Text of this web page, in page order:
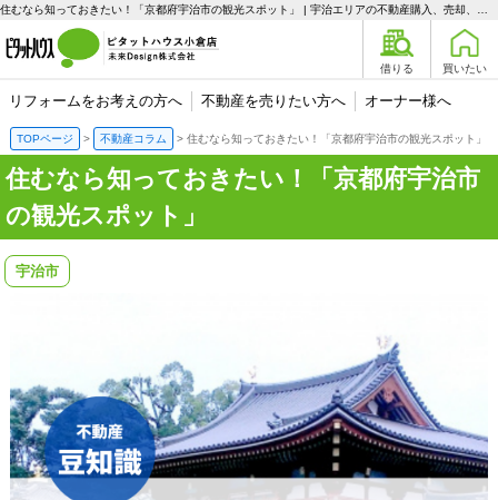
借りる 買いたい
リフォームをお考えの方へ 不動産を売りたい方へ オーナー様へ
TOPページ 不動産コラム 住むなら知っておきたい！「京都府宇治市の観光スポット」
住むなら知っておきたい！「京都府宇治市
の観光スポット」
宇治市